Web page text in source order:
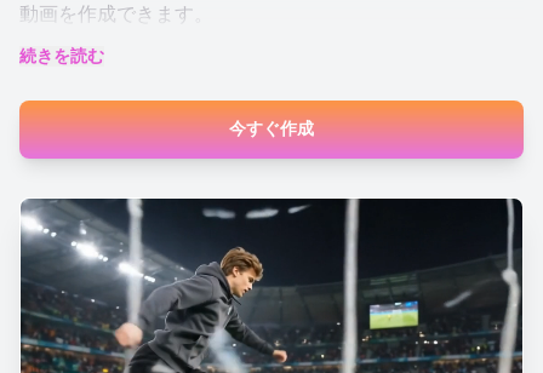
動画を作成できます。
見えるスタジアムモンタージュ、TikTok、Reels、Shorts
向けのサッカー盛り上げ動画を作成できます。大会前、試
式です。
続きを読む
今すぐ作成